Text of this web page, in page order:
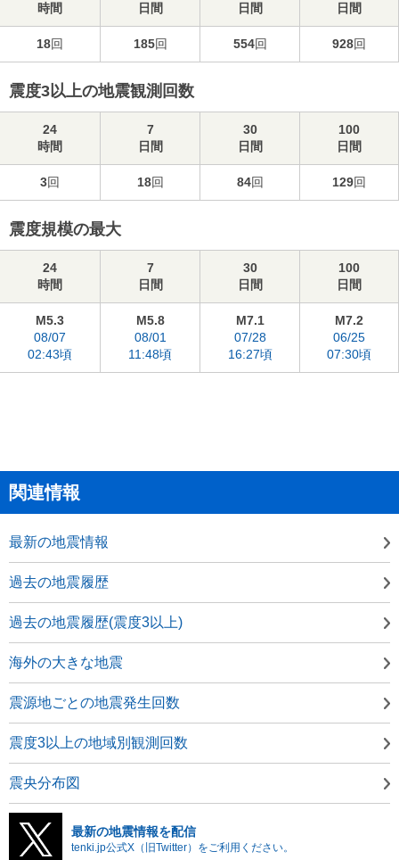
時間
日間
日間
日間
18回 185回 554回 928回
震度3以上の地震観測回数
24
時間
7
日間
30
日間
100
日間
3回 18回 84回 129回
震度規模の最大
24
時間
7
日間
30
日間
100
日間
M5.3
08/07
02:43頃
M5.8
08/01
11:48頃
M7.1
07/28
16:27頃
M7.2
06/25
07:30頃
関連情報
最新の地震情報
過去の地震履歴
過去の地震履歴(震度3以上)
海外の大きな地震
震源地ごとの地震発生回数
震度3以上の地域別観測回数
震央分布図
最新の地震情報を配信
tenki.jp公式X（旧Twitter）をご利用ください。